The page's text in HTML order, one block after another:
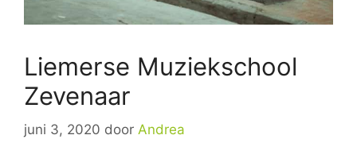
Liemerse Muziekschool
Zevenaar
juni 3, 2020 door Andrea